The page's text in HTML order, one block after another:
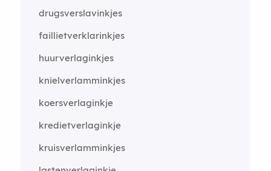
drugsverslavinkjes
faillietverklarinkjes
huurverlaginkjes
knielverlamminkjes
koersverlaginkje
kredietverlaginkje
kruisverlamminkjes